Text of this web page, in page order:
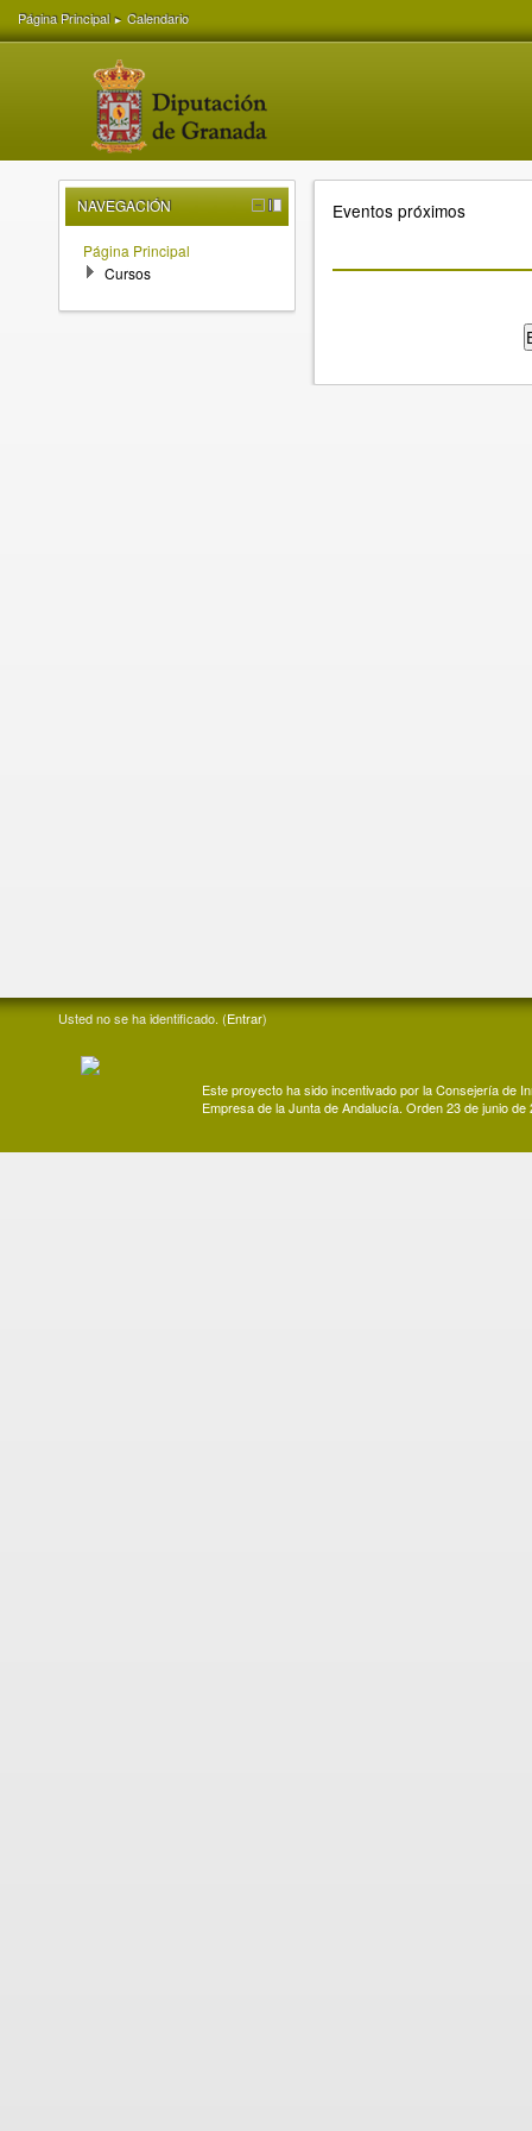
Página Principal ► Calendario
Eventos próximos
NAVEGACIÓN
Página Principal
Cursos
Usted no se ha identificado. (Entrar)
Este proyecto ha sido incentivado por la Consejería de
Empresa de la Junta de Andalucía. Orden 23 de junio de